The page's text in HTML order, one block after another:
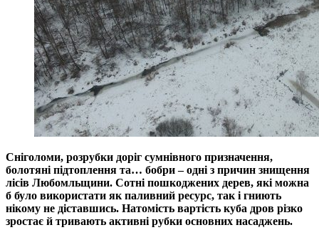
Сніголоми, розрубки доріг сумнівного призначення,
болотяні підтоплення та… бобри – одні з причин знищення
лісів Любомльщини. Сотні пошкоджених дерев, які можна
б було використати як паливний ресурс, так і гниють
нікому не діставшись. Натомість вартість куба дров різко
зростає й тривають активні рубки основних насаджень.